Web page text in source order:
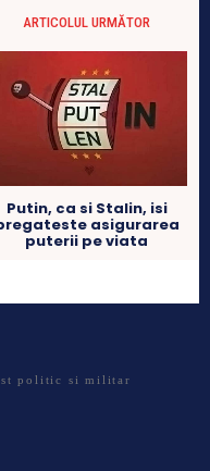
ARTICOLUL URMĂTOR
Putin, ca si Stalin, isi
asigurarea
puterii pe viata
politic si militar